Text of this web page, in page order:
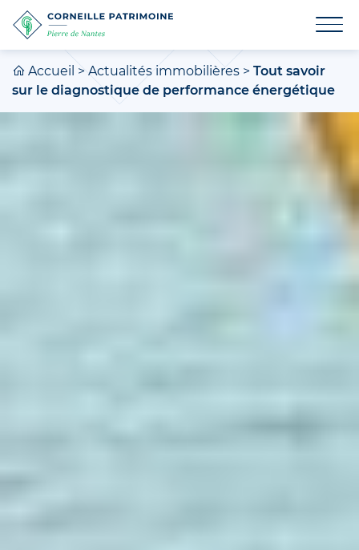
Accueil >Actualités immobilières > Tout savoir
sur le diagnostique de performance énergétique